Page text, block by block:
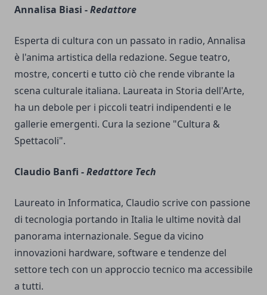
Annalisa Biasi -Redattore
Esperta di cultura con un passato in radio, Annalisa
è l'anima artistica della redazione. Segue teatro,
mostre, concerti e tutto ciò che rende vibrante la
scena culturale italiana. Laureata in Storia dell'Arte,
ha un debole per i piccoli teatri indipendenti e le
gallerie emergenti. Cura la sezione "Cultura &
Spettacoli".
Claudio Banfi -Redattore Tech
Laureato in Informatica, Claudio scrive con passione
di tecnologia portando in Italia le ultime novità dal
panorama internazionale. Segue da vicino
innovazioni hardware, software e tendenze del
settore tech con un approccio tecnico ma accessibile
a tutti.